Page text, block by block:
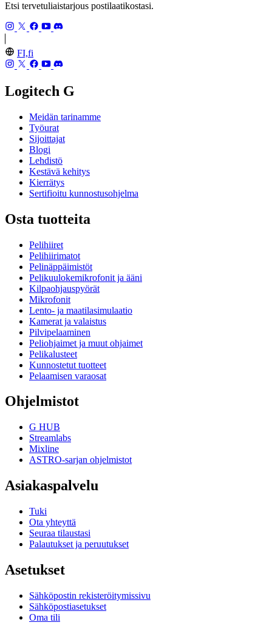
Etsi tervetuliaistarjous postilaatikostasi.
FI,fi
Logitech G
Meidän tarinamme
Työurat
Sijoittajat
Blogi
Lehdistö
Kestävä kehitys
Kierrätys
Sertifioitu kunnostusohjelma
Osta tuotteita
Pelihiiret
Pelihiirimatot
Pelinäppäimistöt
Pelikuulokemikrofonit ja ääni
Kilpaohjauspyörät
Mikrofonit
Lento- ja maatilasimulaatio
Kamerat ja valaistus
Pilvipelaaminen
Peliohjaimet ja muut ohjaimet
Pelikalusteet
Kunnostetut tuotteet
Pelaamisen varaosat
Ohjelmistot
G HUB
Streamlabs
Mixline
ASTRO-sarjan ohjelmistot
Asiakaspalvelu
Tuki
Ota yhteyttä
Seuraa tilaustasi
Palautukset ja peruutukset
Asetukset
Sähköpostin rekisteröitymissivu
Sähköpostiasetukset
Oma tili